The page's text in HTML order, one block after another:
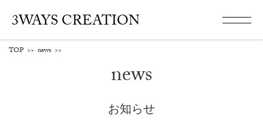
3WAYS CREATION
TOP >> news >>
news
お知らせ